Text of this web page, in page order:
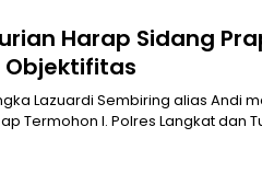
Harap Sidang
Praperadilan terhadap Termohon I. Polres